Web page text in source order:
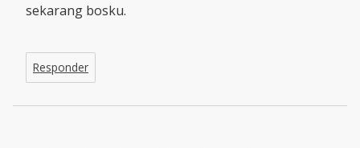
sekarang bosku.
Responder